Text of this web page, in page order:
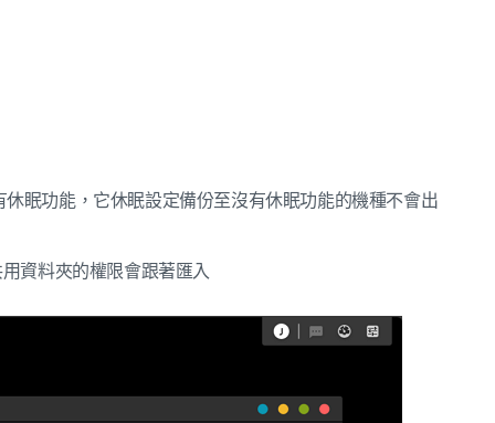
眠功能，它休眠設定備份至沒有休眠功能的機種不會出
資料夾的權限會跟著匯入